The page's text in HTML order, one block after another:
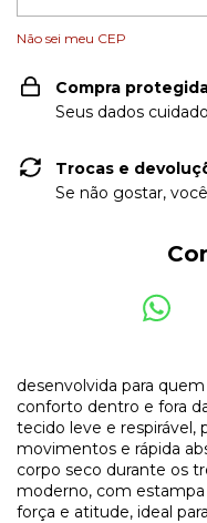
Não sei meu CEP
Compra
Seus dados
Trocas e
Se não gostar,
desenvolvida para
conforto dentro e fora
tecido leve e respirável,
movimentos e rápida
corpo seco durante os
moderno, com
força e atitude, ideal